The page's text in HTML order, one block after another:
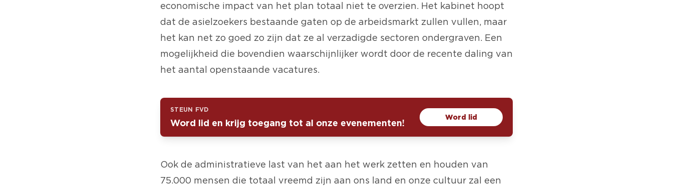
economische impact van het plan totaal niet te overzien. Het kabinet hoopt
dat de asielzoekers bestaande gaten op de arbeidsmarkt zullen vullen, maar
het kan net zo goed zo zijn dat ze al verzadigde sectoren ondergraven. Een
mogelijkheid die bovendien waarschijnlijker wordt door de recente daling van
het aantal openstaande vacatures.
STEUN FVD
Word lid en krijg toegang tot al onze evenementen!
Word lid
Ook de administratieve last van het aan het werk zetten en houden van
75.000 mensen die totaal vreemd zijn aan ons land en onze cultuur zal een